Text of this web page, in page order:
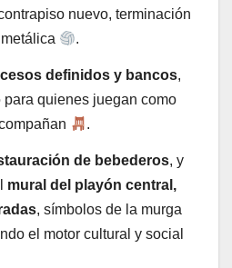
nuevo, terminación
.
definidos y bancos,
para quienes juegan como
.
de bebederos, y
mural del playón central,
, símbolos de la murga
el motor cultural y social